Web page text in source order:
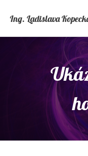
Ing. Ladislava